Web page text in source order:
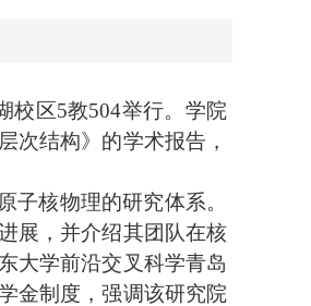
校区5教504举行。学院
次结构》的学术报告 ，
子核物理的研究体系。
展，并介绍其团队在核
大学前沿交叉科学青岛
金制度，强调该研究院